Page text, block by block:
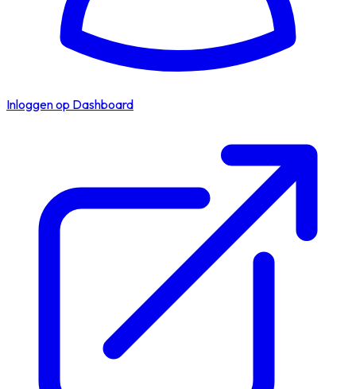
Inloggen op Dashboard